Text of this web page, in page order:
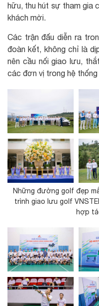
hữu, thu hút sự tham gia
khách mời.
Các trận đấu diễn ra
đoàn kết, không chỉ là
nên cầu nối giao lưu,
các đơn vị trong hệ thống
Những đường golf đẹp
trình giao lưu golf
hợp